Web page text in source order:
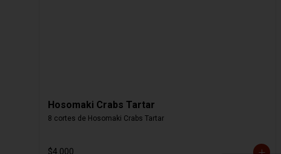
Hosomaki Crabs Tartar
8 cortes de Hosomaki Crabs Tartar
$4.000